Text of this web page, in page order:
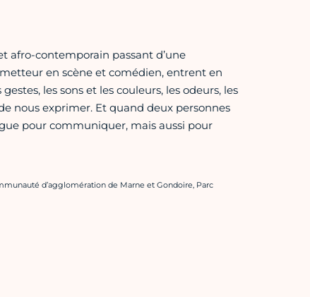
afro-contemporain passant d’une
en scène et comédien, entrent en
les sons et les couleurs, les odeurs, les
nous exprimer. Et quand deux personnes
pour communiquer, mais aussi pour
d’agglomération de Marne et Gondoire, Parc